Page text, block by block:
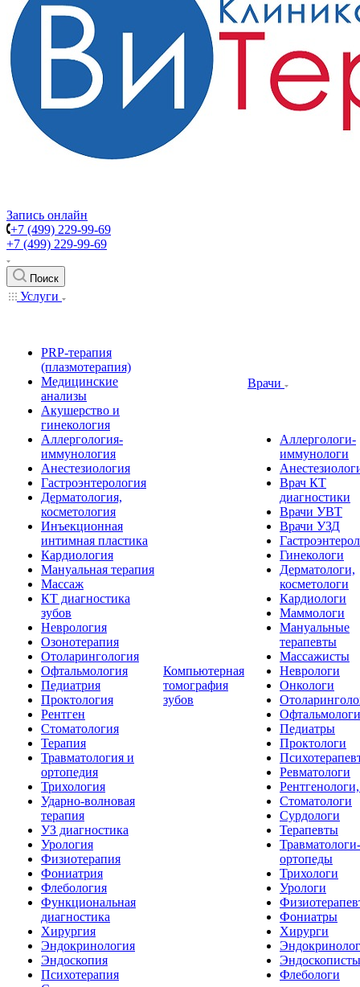
Запись онлайн
+7 (499) 229-99-69
+7 (499) 229-99-69
Поиск
Услуги
PRP-терапия
(плазмотерапия)
Медицинские
анализы
Акушерство и
гинекология
Аллергология-
иммунология
Анестезиология
Гастроэнтерология
Дерматология,
косметология
Инъекционная
интимная пластика
Кардиология
Мануальная терапия
Массаж
КТ диагностика
зубов
Неврология
Озонотерапия
Отоларингология
Офтальмология
Педиатрия
Проктология
Рентген
Стоматология
Терапия
Травматология и
ортопедия
Трихология
Ударно-волновая
терапия
УЗ диагностика
Урология
Физиотерапия
Фониатрия
Флебология
Функциональная
диагностика
Хирургия
Эндокринология
Эндоскопия
Психотерапия
Компьютерная
томография
зубов
Врачи
Аллергологи-
иммунологи
Врач КТ
диагностики
Врачи УВТ
Врачи УЗД
Гинекологи
Дерматологи,
косметологи
Кардиологи
Маммологи
Мануальные
терапевты
Массажисты
Неврологи
Онкологи
Офтальмологи
Педиатры
Проктологи
Ревматологи
Стоматологи
Сурдологи
Терапевты
Травматологи-
ортопеды
Трихологи
Урологи
Фониатры
Хирурги
Эндоскописты
Флебологи